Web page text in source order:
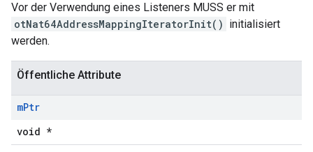
Vor der Verwendung eines Listeners MUSS er mit
otNat64AddressMappingIteratorInit() initialisiert
werden.
Öffentliche Attribute
mPtr
void *